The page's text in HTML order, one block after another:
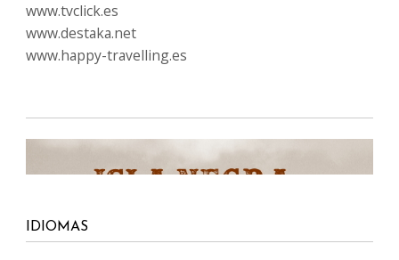
www.tvclick.es
www.destaka.net
www.happy-travelling.es
IDIOMAS